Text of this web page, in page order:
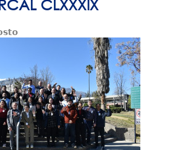
de Investigación
Publicaciones
Extensión
Laboratorios
Servicios
Contáctenos
CLXXXIX